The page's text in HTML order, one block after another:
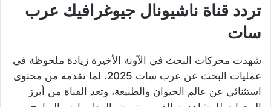
تردد قناة ناشيونال جيوغرافيك عرب
سات
شهدت محركات البحث في الآونة الأخيرة زيادة ملحوظة في
عمليات البحث عن عرب سات 2025، لما تقدمه من محتوى
استثنائي عن عالم الحيوان والطبيعة، وتعد القناة من أبرز